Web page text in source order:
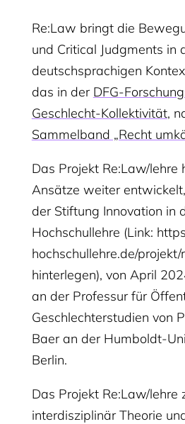
Re:Law bringt die
und Critical Judgments in
deutschsprachigen
das in der DFG-
Geschlecht-Kollektivität,
Sammelband „Recht
Das Projekt Re:Law/lehre
Ansätze weiter
der Stiftung Innovation in
Hochschullehre (Link:
hochschullehre.de/
hinterlegen), von April
an der Professur für
Geschlechterstudien von
Baer an der Humboldt-
Berlin.
Das Projekt Re:Law/lehre
interdisziplinär Theorie